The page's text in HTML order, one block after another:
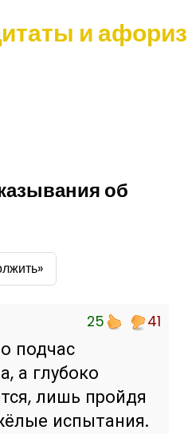
и
об
25 41
подчас
а глубоко
лишь пройдя
испытания.